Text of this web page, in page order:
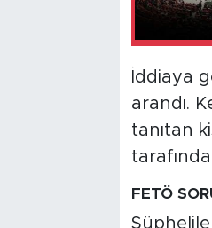
İddiaya
arandı.
tanıtan
FETÖ